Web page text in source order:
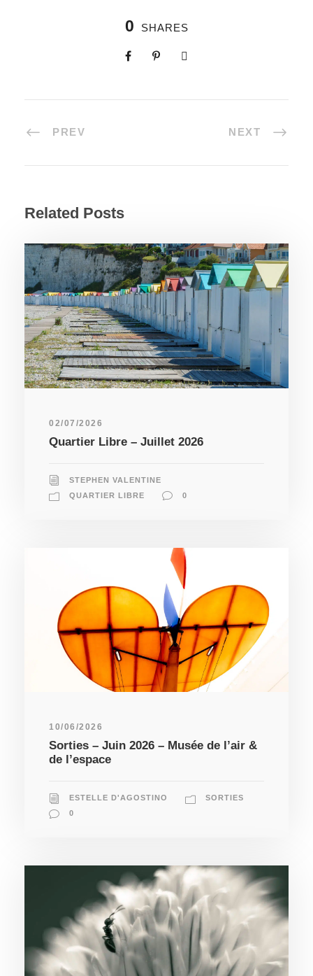
0 SHARES
PREV NEXT
Related Posts
02/07/2026
Quartier Libre – Juillet 2026
STEPHEN VALENTINE
QUARTIER LIBRE
0
10/06/2026
Sorties – Juin 2026 – Musée de l’air &
de l’espace
ESTELLE D'AGOSTINO
SORTIES
0